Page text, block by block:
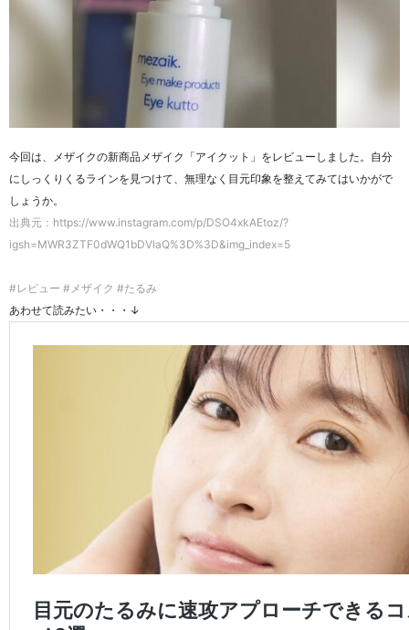
今回は、メザイクの新商品メザイク「アイクット」をレビューしました。自分
にしっくりくるラインを見つけて、無理なく目元印象を整えてみてはいかがで
しょうか。
出典元：https://www.instagram.com/p/DSO4xkAEtoz/?
igsh=MWR3ZTF0dWQ1bDVlaQ%3D%3D&img_index=5
#レビュー #メザイク #たるみ
あわせて読みたい・・・↓